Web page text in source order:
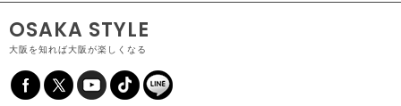
OSAKA STYLE
大阪を知れば大阪が楽しくなる